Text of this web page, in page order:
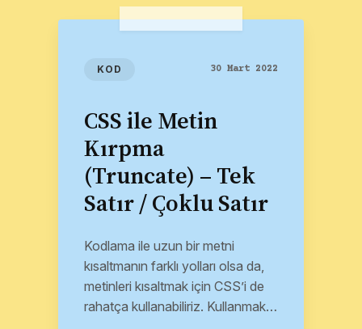
KOD 30 Mart 2022
CSS ile Metin
Kırpma
(Truncate) – Tek
Satır / Çoklu Satır
Kodlama ile uzun bir metni
kısaltmanın farklı yolları olsa da,
metinleri kısaltmak için CSS’i de
rahatça kullanabiliriz. Kullanmak